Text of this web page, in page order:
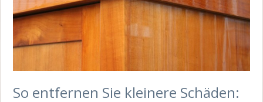
So entfernen Sie kleinere Schäden: